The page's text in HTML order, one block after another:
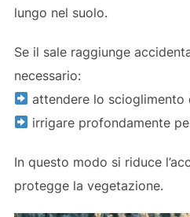
lungo nel suolo.
Se il sale raggiunge
necessario:
attendere lo scioglimento
irrigare profondamente
In questo modo si riduce
protegge la vegetazione.